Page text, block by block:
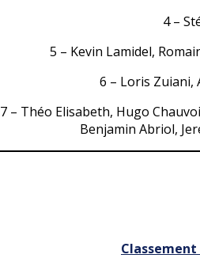
4 –
5 – Kevin Lamidel,
6 – Loris Zuiani,
7 – Théo Elisabeth, Hugo
Benjamin Abriol,
Classement